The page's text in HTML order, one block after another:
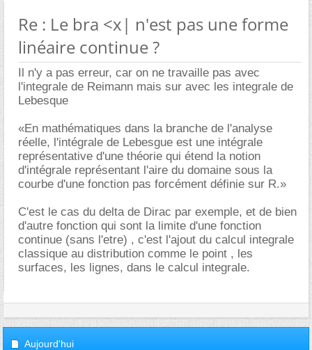
Re : Le bra <x| n'est pas une forme
linéaire continue ?
Il n'y a pas erreur, car on ne travaille pas avec
l'integrale de Reimann mais sur avec les integrale de
Lebesque
«En mathématiques dans la branche de l'analyse
réelle, l'intégrale de Lebesgue est une intégrale
représentative d'une théorie qui étend la notion
d'intégrale représentant l'aire du domaine sous la
courbe d'une fonction pas forcément définie sur R.»
C'est le cas du delta de Dirac par exemple, et de bien
d'autre fonction qui sont la limite d'une fonction
continue (sans l'etre) , c'est l'ajout du calcul integrale
classique au distribution comme le point , les
surfaces, les lignes, dans le calcul integrale.
Aujourd'hui